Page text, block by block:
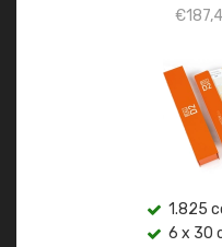
€
1.825
6 x 30